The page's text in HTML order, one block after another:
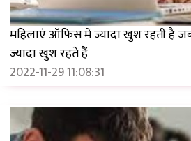
महिलाएं ऑफिस में ज्यादा खुश रहती हैं
ज्यादा खुश रहते हैं
2022-11-29 11:08:31